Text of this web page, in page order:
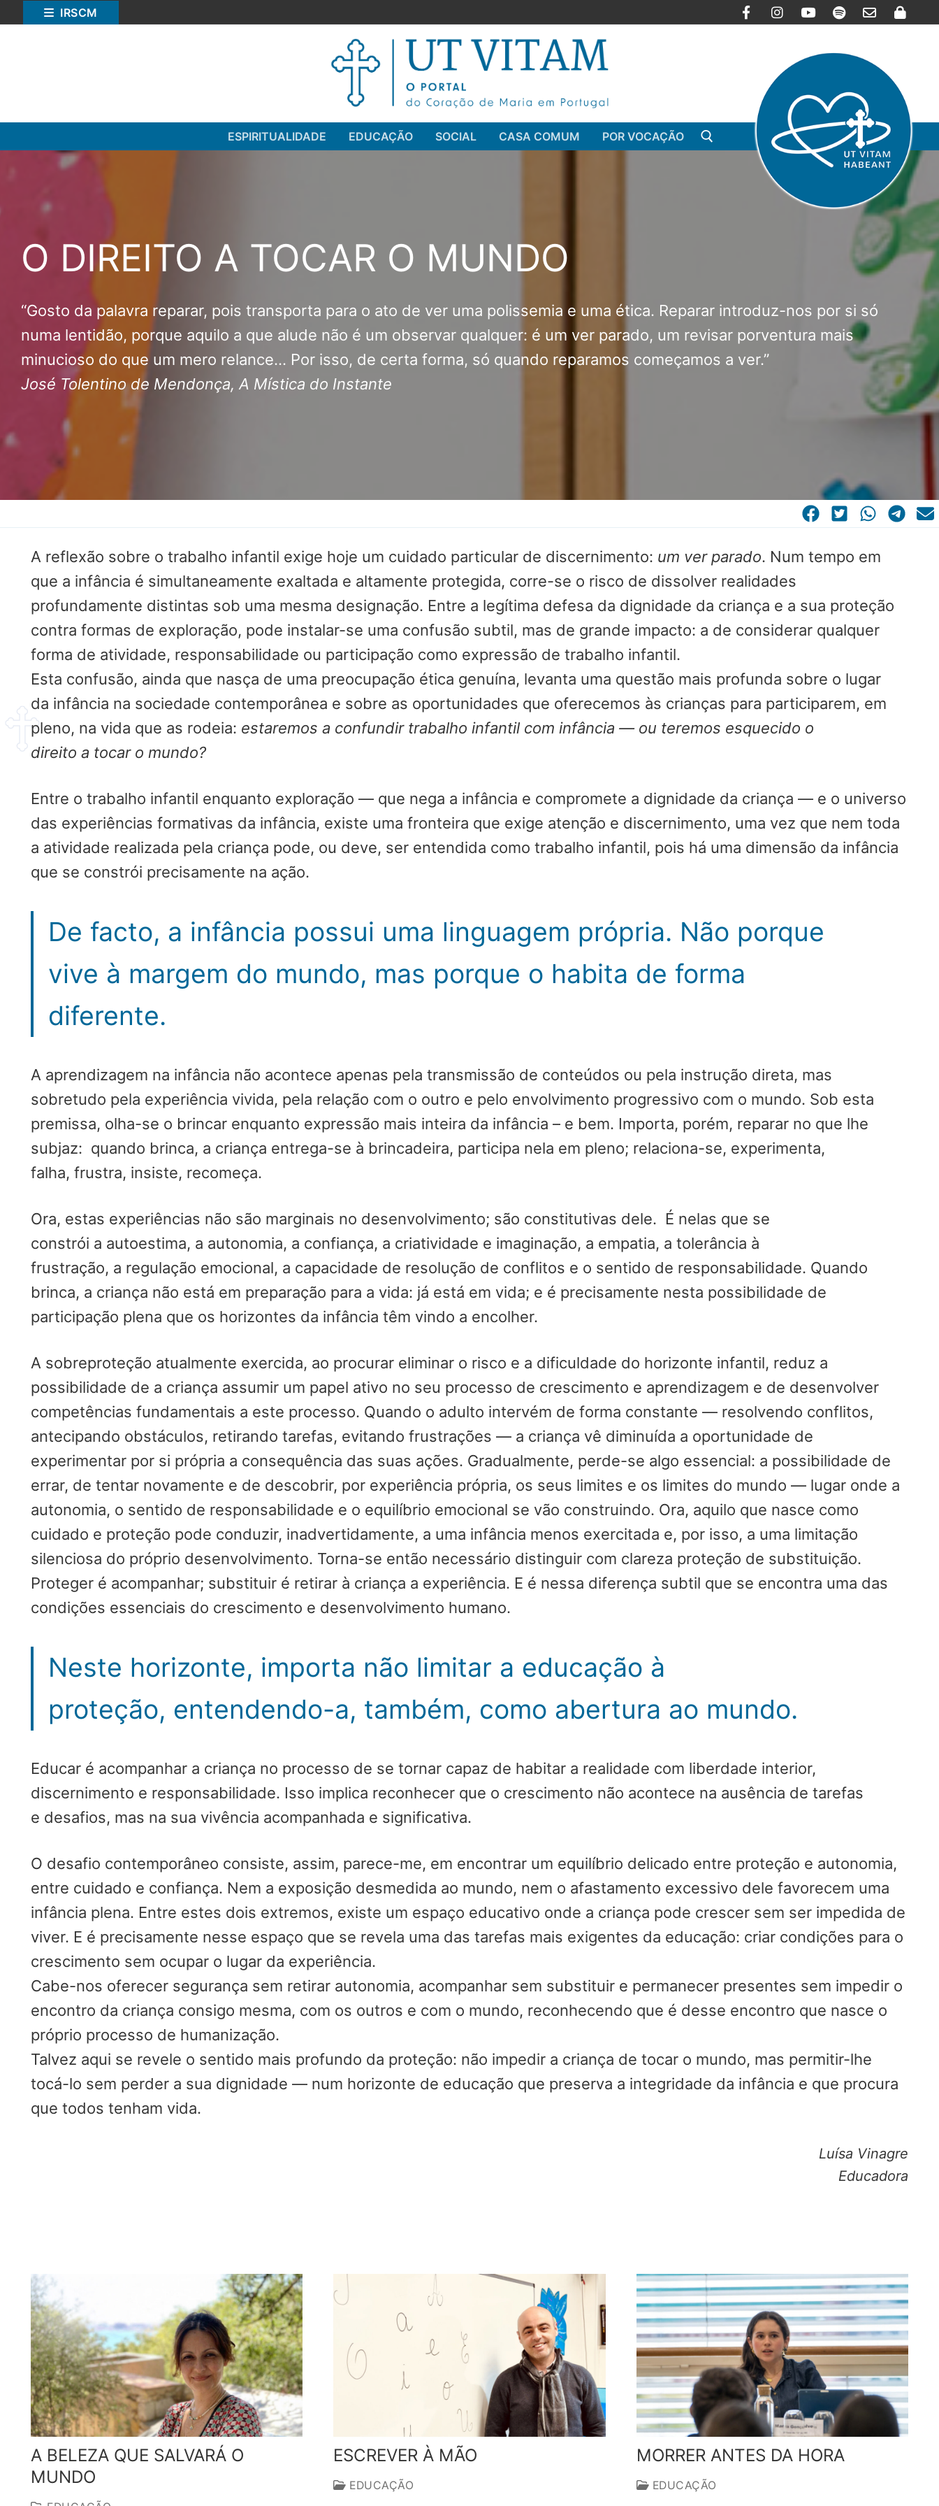
IRSCM
ESPIRITUALIDADE EDUCAÇÃO SOCIAL CASA COMUM POR VOCAÇÃO
por:
SOCIAL
CASA COMUM
O DIREITO A TOCAR O MUNDO
“Gosto da palavra reparar, pois transporta para o ato de ver uma polissemia e uma ética. Reparar introduz-nos por si só
numa lentidão, porque aquilo a que alude não é um observar qualquer: é um ver parado, um revisar porventura mais
minucioso do que um mero relance… Por isso, de certa forma, só quando reparamos começamos a ver.”
José Tolentino de Mendonça, A Mística do Instante
A reflexão sobre o trabalho infantil exige hoje um cuidado particular de discernimento: um ver parado. Num tempo em
que a infância é simultaneamente exaltada e altamente protegida, corre-se o risco de dissolver realidades
profundamente distintas sob uma mesma designação. Entre a legítima defesa da dignidade da criança e a sua proteção
contra formas de exploração, pode instalar-se uma confusão subtil, mas de grande impacto: a de considerar qualquer
forma de atividade, responsabilidade ou participação como expressão de trabalho infantil.
Esta confusão, ainda que nasça de uma preocupação ética genuína, levanta uma questão mais profunda sobre o lugar
da infância na sociedade contemporânea e sobre as oportunidades que oferecemos às crianças para participarem, em
pleno, na vida que as rodeia: estaremos a confundir trabalho infantil com infância — ou teremos esquecido o
direito a tocar o mundo?
Entre o trabalho infantil enquanto exploração — que nega a infância e compromete a dignidade da criança — e o universo
das experiências formativas da infância, existe uma fronteira que exige atenção e discernimento, uma vez que nem toda
a atividade realizada pela criança pode, ou deve, ser entendida como trabalho infantil, pois há uma dimensão da infância
que se constrói precisamente na ação.
De facto, a infância possui uma linguagem própria. Não porque
vive à margem do mundo, mas porque o habita de forma
diferente.
A aprendizagem na infância não acontece apenas pela transmissão de conteúdos ou pela instrução direta, mas
sobretudo pela experiência vivida, pela relação com o outro e pelo envolvimento progressivo com o mundo. Sob esta
premissa, olha-se o brincar enquanto expressão mais inteira da infância – e bem. Importa, porém, reparar no que lhe
subjaz: quando brinca, a criança entrega-se à brincadeira, participa nela em pleno; relaciona-se, experimenta,
falha, frustra, insiste, recomeça.
Ora, estas experiências não são marginais no desenvolvimento; são constitutivas dele. É nelas que se
constrói a autoestima, a autonomia, a confiança, a criatividade e imaginação, a empatia, a tolerância à
frustração, a regulação emocional, a capacidade de resolução de conflitos e o sentido de responsabilidade. Quando
brinca, a criança não está em preparação para a vida: já está em vida; e é precisamente nesta possibilidade de
participação plena que os horizontes da infância têm vindo a encolher.
A sobreproteção atualmente exercida, ao procurar eliminar o risco e a dificuldade do horizonte infantil, reduz a
possibilidade de a criança assumir um papel ativo no seu processo de crescimento e aprendizagem e de desenvolver
competências fundamentais a este processo. Quando o adulto intervém de forma constante — resolvendo conflitos,
antecipando obstáculos, retirando tarefas, evitando frustrações — a criança vê diminuída a oportunidade de
experimentar por si própria a consequência das suas ações. Gradualmente, perde-se algo essencial: a possibilidade de
errar, de tentar novamente e de descobrir, por experiência própria, os seus limites e os limites do mundo — lugar onde a
autonomia, o sentido de responsabilidade e o equilíbrio emocional se vão construindo. Ora, aquilo que nasce como
cuidado e proteção pode conduzir, inadvertidamente, a uma infância menos exercitada e, por isso, a uma limitação
silenciosa do próprio desenvolvimento. Torna-se então necessário distinguir com clareza proteção de substituição.
Proteger é acompanhar; substituir é retirar à criança a experiência. E é nessa diferença subtil que se encontra uma das
condições essenciais do crescimento e desenvolvimento humano.
Neste horizonte, importa não limitar a educação à
proteção, entendendo-a, também, como abertura ao mundo.
Educar é acompanhar a criança no processo de se tornar capaz de habitar a realidade com liberdade interior,
discernimento e responsabilidade. Isso implica reconhecer que o crescimento não acontece na ausência de tarefas
e desafios, mas na sua vivência acompanhada e significativa.
O desafio contemporâneo consiste, assim, parece-me, em encontrar um equilíbrio delicado entre proteção e autonomia,
entre cuidado e confiança. Nem a exposição desmedida ao mundo, nem o afastamento excessivo dele favorecem uma
infância plena. Entre estes dois extremos, existe um espaço educativo onde a criança pode crescer sem ser impedida de
viver. E é precisamente nesse espaço que se revela uma das tarefas mais exigentes da educação: criar condições para o
crescimento sem ocupar o lugar da experiência.
Cabe-nos oferecer segurança sem retirar autonomia, acompanhar sem substituir e permanecer presentes sem impedir o
encontro da criança consigo mesma, com os outros e com o mundo, reconhecendo que é desse encontro que nasce o
próprio processo de humanização.
Talvez aqui se revele o sentido mais profundo da proteção: não impedir a criança de tocar o mundo, mas permitir-lhe
tocá-lo sem perder a sua dignidade — num horizonte de educação que preserva a integridade da infância e que procura
que todos tenham vida.
Luísa Vinagre
Educadora
A BELEZA QUE SALVARÁ O
MUNDO
ESCREVER À MÃO
EDUCAÇÃO
MORRER ANTES DA HORA
EDUCAÇÃO